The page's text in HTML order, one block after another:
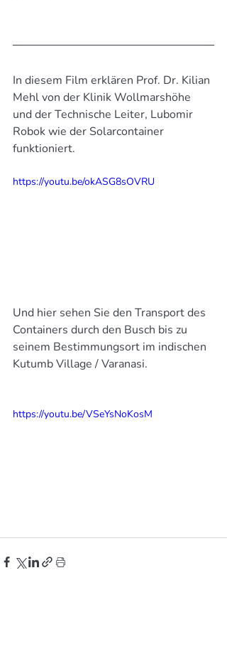
In diesem Film erklären Prof. Dr. Kilian
Mehl von der Klinik Wollmarshöhe
und der Technische Leiter, Lubomir
Robok wie der Solarcontainer
funktioniert.
https://youtu.be/okASG8sOVRU
Und hier sehen Sie den Transport des
Containers durch den Busch bis zu
seinem Bestimmungsort im indischen
Kutumb Village / Varanasi.
https://youtu.be/VSeYsNoKosM